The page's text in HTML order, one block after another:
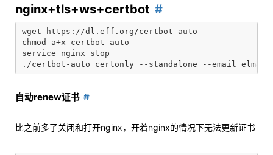
nginx+tls+ws+certbot
wget https://dl.eff.org/certbot-auto
chmod a+x certbot-auto
service nginx stop
自动renew证书
比之前多了关闭和打开nginx，开着nginx的情况下无法更新证书